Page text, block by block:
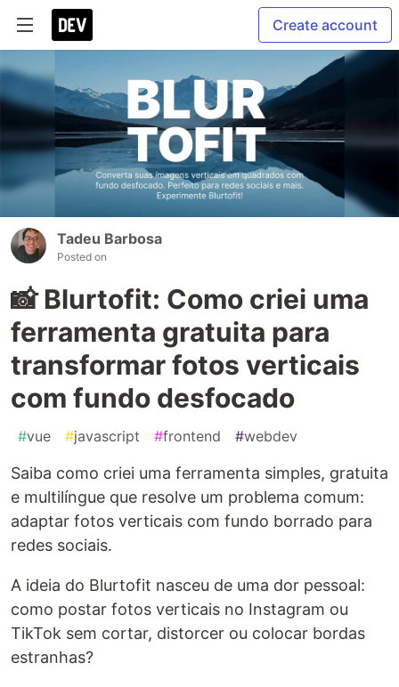
Create account
Tadeu Barbosa
Posted on
📸 Blurtofit: Como criei uma
ferramenta gratuita para
transformar fotos verticais
com fundo desfocado
#vue #javascript #frontend #webdev
Saiba como criei uma ferramenta simples, gratuita
e multilíngue que resolve um problema comum:
adaptar fotos verticais com fundo borrado para
redes sociais.
A ideia do Blurtofit nasceu de uma dor pessoal:
como postar fotos verticais no Instagram ou
TikTok sem cortar, distorcer ou colocar bordas
estranhas?